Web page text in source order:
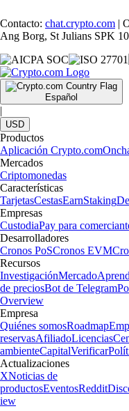
Contacto: chat.crypto.com |
Ang Borg, St Julians SPK
Español
|
USD
Productos
Aplicación Crypto.com
Mercados
Criptomonedas
Características
TarjetasCestasEarnStaking
Empresas
CustodiaPay para
Desarrolladores
Cronos PoSCronos EVM
Recursos
InvestigaciónMercado
de preciosBot de Telegram
Overview
Empresa
Quiénes somosRoadmap
reservasAfiliadoLicencias
ambienteCapitalVerificar
Actualizaciones
XNoticias de
productosEventosReddit
iew